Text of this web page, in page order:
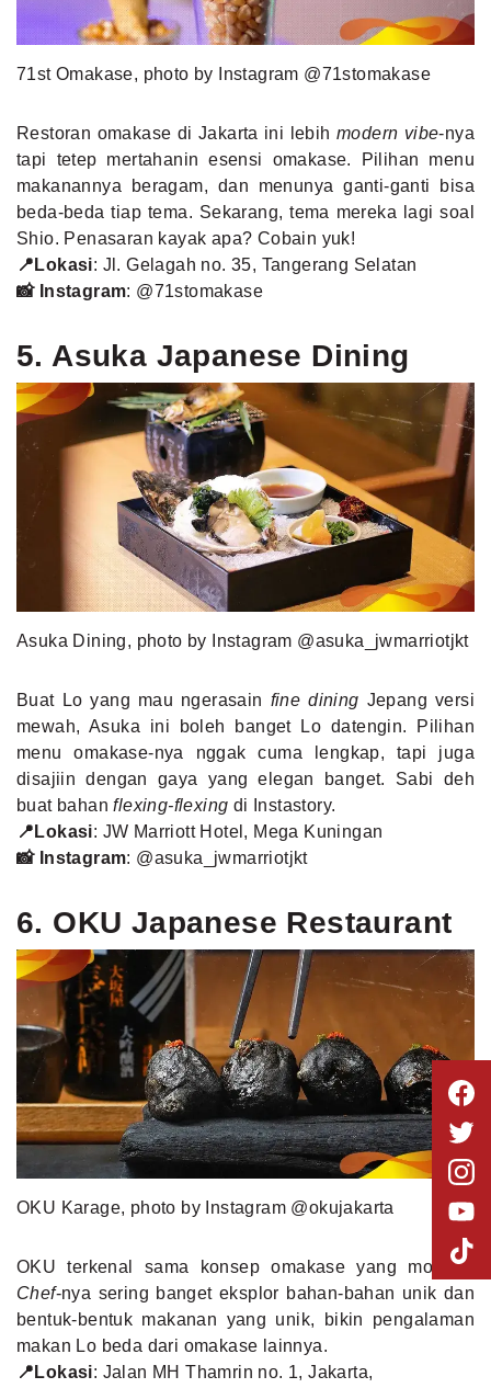
71st Omakase, photo by Instagram @71stomakase
Restoran omakase di Jakarta ini lebihmodern vibe-nya
tapi tetep mertahanin esensi omakase. Pilihan menu
makanannya beragam, dan menunya ganti-ganti bisa
beda-beda tiap tema. Sekarang, tema mereka lagi soal
Shio. Penasaran kayak apa? Cobain yuk!
📍Lokasi: Jl. Gelagah no. 35, Tangerang Selatan
📸 Instagram: @71stomakase
5. Asuka Japanese Dining
Asuka Dining, photo by Instagram @asuka_jwmarriotjkt
Buat Lo yang mau ngerasain fine dining Jepang versi
mewah, Asuka ini boleh banget Lo datengin. Pilihan
menu omakase-nya nggak cuma lengkap, tapi juga
disajiin dengan gaya yang elegan banget. Sabi deh
buat bahanflexing-flexing di Instastory.
📍Lokasi: JW Marriott Hotel, Mega Kuningan
📸 Instagram: @asuka_jwmarriotjkt
6. OKU Japanese Restaurant
OKU Karage, photo by Instagram @okujakarta
OKU terkenal sama konsep omakase yang modern.
Chef-nya sering banget eksplor bahan-bahan unik dan
bentuk-bentuk makanan yang unik, bikin pengalaman
makan Lo beda dari omakase lainnya.
📍Lokasi: Jalan MH Thamrin no. 1, Jakarta,